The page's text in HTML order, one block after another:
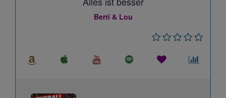
Berti & Lou